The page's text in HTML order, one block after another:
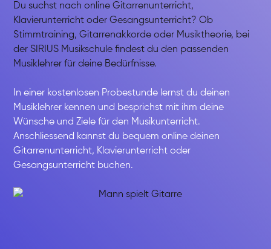
Du suchst nach online Gitarrenunterricht,
Klavierunterricht oder Gesangsunterricht? Ob
Stimmtraining, Gitarrenakkorde oder Musiktheorie, bei
der SIRIUS Musikschule findest du den passenden
Musiklehrer für deine Bedürfnisse.
In einer kostenlosen Probestunde lernst du deinen
Musiklehrer kennen und besprichst mit ihm deine
Wünsche und Ziele für den Musikunterricht.
Anschliessend kannst du bequem online deinen
Gitarrenunterricht, Klavierunterricht oder
Gesangsunterricht buchen.